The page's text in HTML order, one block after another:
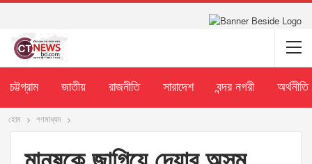
চট্টগ্রাম জাতীয় রাজনীতি সারাদেশ বন্দর নগরী অর্থনীতি
হোম গণমাধ্যম